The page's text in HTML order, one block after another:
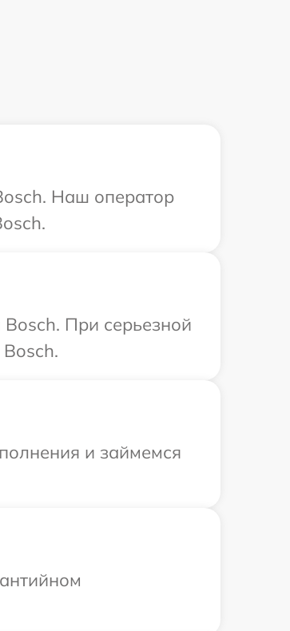
Наш оператор
При серьезной
и займемся